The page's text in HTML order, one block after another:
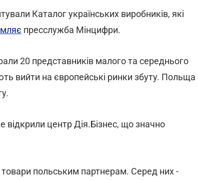
Каталог українських виробників, які
пресслужба Мінцифри.
20 представників малого та середнього
вийти на європейські ринки збуту. Польща
центр Дія.Бізнес, що значно
товари польським партнерам. Серед них -